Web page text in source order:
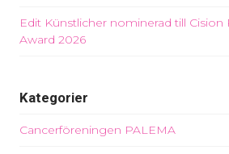
Edit Künstlicher nominerad till
Award 2026
Kategorier
Cancerföreningen PALEMA